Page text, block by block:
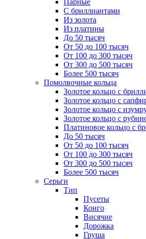
Парные
С бриллиантами
Из золота
Из платины
До 50 тысяч
От 50 до 100 тысяч
От 100 до 300 тысяч
От 300 до 500 тысяч
Более 500 тысяч
Помолвочные кольца
Золотое кольцо с
Золотое кольцо с
Золотое кольцо с
Золотое кольцо с
Платиновое кольцо с
До 50 тысяч
От 50 до 100 тысяч
От 100 до 300 тысяч
От 300 до 500 тысяч
Более 500 тысяч
Серьги
Тип
Пусеты
Конго
Висячие
Дорожка
Груша